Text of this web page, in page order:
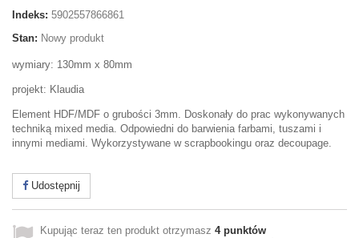
Indeks: 5902557866861
Stan: Nowy produkt
wymiary: 130mm x 80mm
projekt: Klaudia
Element HDF/MDF o grubości 3mm. Doskonały do prac wykonywanych
techniką mixed media. Odpowiedni do barwienia farbami, tuszami i
innymi mediami. Wykorzystywane w scrapbookingu oraz decoupage.
Udostępnij
Kupując teraz ten produkt otrzymasz 4punktów